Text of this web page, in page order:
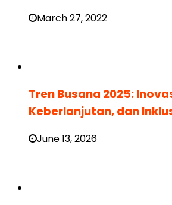
March 27, 2022
Tren Busana 2025:
Keberlanjutan, dan
June 13, 2026